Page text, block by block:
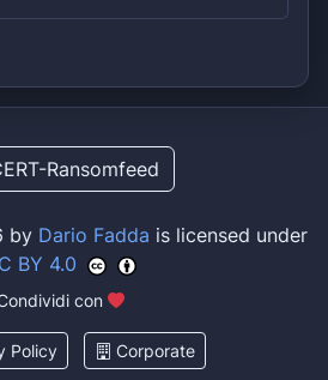
Ransomfeed
by Dario Fadda is licensed under
BY 4.0
con
Policy Corporate